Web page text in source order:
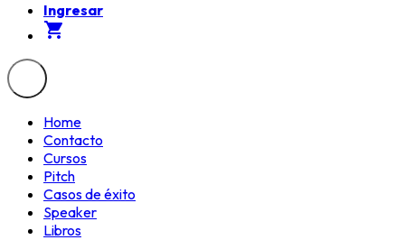
Ingresar
shopping_cart
Home
Contacto
Cursos
Pitch
Casos de éxito
Speaker
Libros